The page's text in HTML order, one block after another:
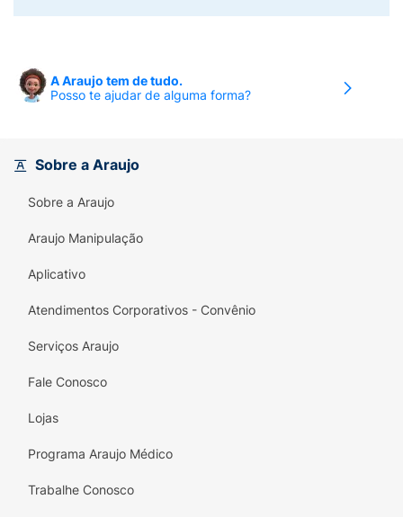
A Araujo tem de tudo.
Posso te ajudar de alguma forma?
Sobre a Araujo
Sobre a Araujo
Araujo Manipulação
Aplicativo
Atendimentos Corporativos - Convênio
Serviços Araujo
Fale Conosco
Lojas
Programa Araujo Médico
Trabalhe Conosco